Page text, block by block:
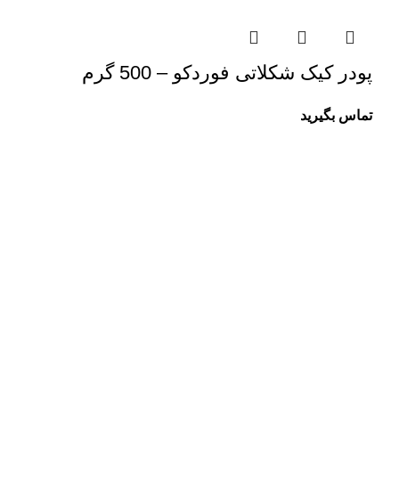
پودر کیک شکلاتی فوردکو – 500 گرم
تماس بگیرید